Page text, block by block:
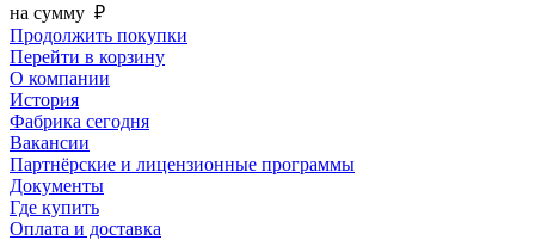
на сумму ₽
Продолжить покупки
Перейти в корзину
О компании
История
Фабрика сегодня
Вакансии
Партнёрские и лицензионные программы
Документы
Где купить
Оплата и доставка